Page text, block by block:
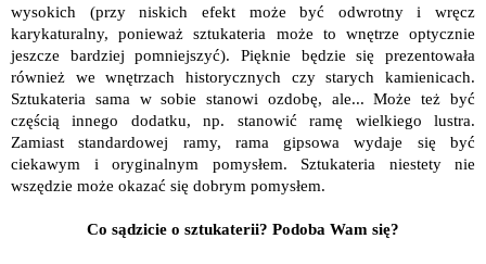
wysokich (przy niskich efekt może być odwrotny i wręcz
karykaturalny, ponieważ sztukateria może to wnętrze optycznie
jeszcze bardziej pomniejszyć). Pięknie będzie się prezentowała
również we wnętrzach historycznych czy starych kamienicach.
Sztukateria sama w sobie stanowi ozdobę, ale... Może też być
częścią innego dodatku, np. stanowić ramę wielkiego lustra.
Zamiast standardowej ramy, rama gipsowa wydaje się być
ciekawym i oryginalnym pomysłem. Sztukateria niestety nie
wszędzie może okazać się dobrym pomysłem.
Co sądzicie o sztukaterii? Podoba Wam się?